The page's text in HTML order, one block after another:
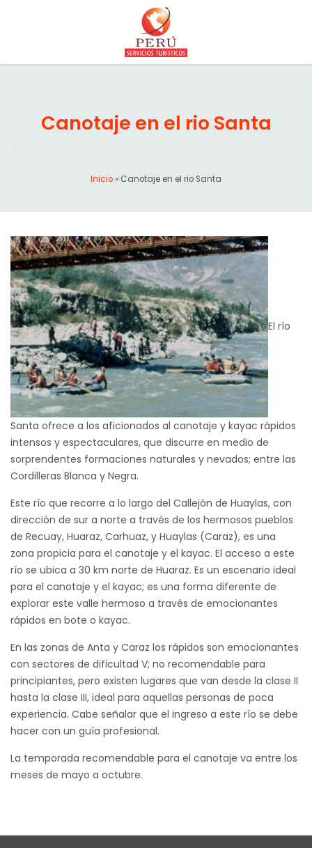
Canotaje en el rio Santa
Inicio » Canotaje en el rio Santa
El río
Santa ofrece a los aficionados al canotaje y kayac rápidos
intensos y espectaculares, que discurre en medio de
sorprendentes formaciones naturales y nevados; entre las
Cordilleras Blanca y Negra.
Este río que recorre a lo largo del Callejón de Huaylas, con
dirección de sur a norte a través de los hermosos pueblos
de Recuay, Huaraz, Carhuaz, y Huaylas (Caraz), es una
zona propicia para el canotaje y el kayac. El acceso a este
río se ubica a 30 km norte de Huaraz. Es un escenario ideal
para el canotaje y el kayac; es una forma diferente de
explorar este valle hermoso a través de emocionantes
rápidos en bote o kayac.
En las zonas de Anta y Caraz los rápidos son emocionantes
con sectores de dificultad V; no recomendable para
principiantes, pero existen lugares que van desde la clase II
hasta la clase III, ideal para aquellas personas de poca
experiencia. Cabe señalar que el ingreso a este río se debe
hacer con un guía profesional.
La temporada recomendable para el canotaje va entre los
meses de mayo a octubre.